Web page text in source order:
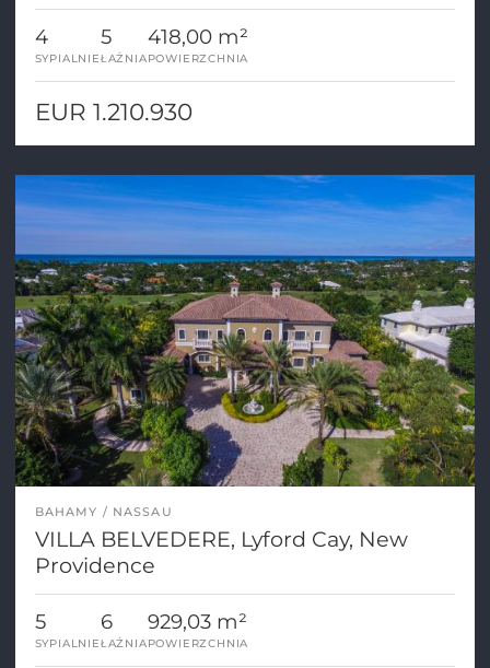
4
SYPIALNIE
5
ŁAŹNIA
418,00 m²
POWIERZCHNIA
EUR 1.210.930
BAHAMY NASSAU
VILLA BELVEDERE, Lyford Cay, New
Providence
5
SYPIALNIE
6
ŁAŹNIA
929,03 m²
POWIERZCHNIA